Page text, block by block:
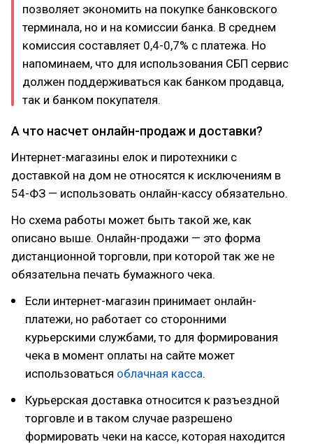
позволяет экономить на покупке банковского
терминала, но и на комиссии банка. В среднем
комиссия составляет 0,4-0,7% с платежа. Но
напоминаем, что для использования СБП сервис
должен поддерживаться как банком продавца,
так и банком покупателя.
А что насчет онлайн-продаж и доставки?
Интернет-магазины елок и пиротехники с
доставкой на дом не относятся к исключениям в
54-ФЗ — использовать онлайн-кассу обязательно.
Но схема работы может быть такой же, как
описано выше. Онлайн-продажи — это форма
дистанционной торговли, при которой так же не
обязательна печать бумажного чека.
Если интернет-магазин принимает онлайн-
платежи, но работает со сторонними
курьерскими службами, то для формирования
чека в момент оплаты на сайте может
использоваться облачная касса.
Курьерская доставка относится к разъездной
торговле и в таком случае разрешено
формировать чеки на кассе, которая находится